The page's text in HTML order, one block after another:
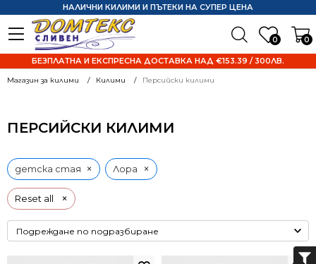
0 0
НАЛИЧНИ КИЛИМИ И ПЪТЕКИ НА СУПЕР ЦЕНА
БЕЗПЛАТНА И ЕКСПРЕСНА ДОСТАВКА НАД €153.39 / 300ЛВ.
Магазин за килими Килими Персийски килими
ПЕРСИЙСКИ КИЛИМИ
Reset all ×
детска стая × Лора ×